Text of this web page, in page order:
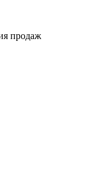
продаж